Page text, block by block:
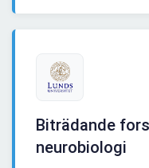
Biträdande
neurobiologi